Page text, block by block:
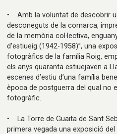
• Amb la voluntat de descobrir
desconeguts de la comarca,
de la memòria col·lectiva,
d'estiueig (1942-1958)”, una
fotogràfics de la família Roig,
els anys quaranta estiuejaven a
escenes d’estiu d’una família
època de postguerra del qual no
fotogràfic.
• La Torre de Guaita de Sant
primera vegada una exposició del